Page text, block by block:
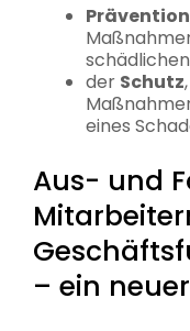
Prävention
der Schutz
eines
Aus- und
– ein